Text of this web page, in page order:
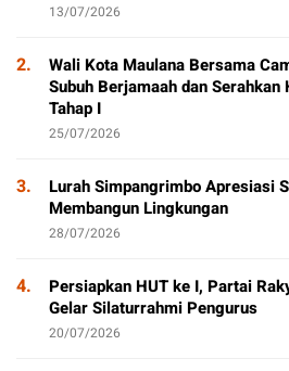
13/07/2026
2.
Wali Kota Maulana Bersama
Subuh Berjamaah dan
Tahap I
25/07/2026
3.
Lurah Simpangrimbo Apresiasi
Membangun Lingkungan
28/07/2026
4.
Persiapkan HUT ke I, Partai
Gelar Silaturrahmi Pengurus
20/07/2026